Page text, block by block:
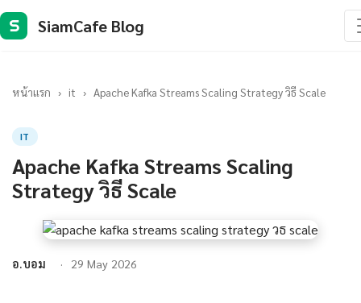
S SiamCafe Blog
หน้าแรก › it › Apache Kafka Streams Scaling Strategy วิธี Scale
IT
Apache Kafka Streams Scaling
Strategy วิธี Scale
อ.บอม 29 May 2026